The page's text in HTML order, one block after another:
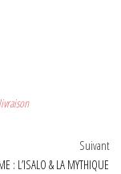
livraison
Suivant
: L’ISALO & LA MYTHIQUE